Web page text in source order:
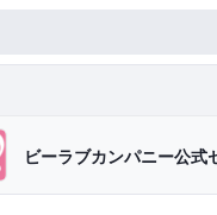
ビーラブカンパニー公式